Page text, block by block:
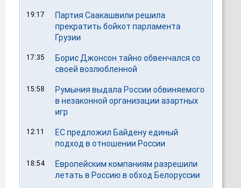
19:17
Партия Саакашвили решила
прекратить бойкот парламента
Грузии
17:35
Борис Джонсон тайно обвенчался со
своей возлюбленной
15:58
Румыния выдала России обвиняемого
в незаконной организации азартных
игр
12:11
ЕС предложил Байдену единый
подход в отношении России
18:54
Европейским компаниям разрешили
летать в Россию в обход Белоруссии